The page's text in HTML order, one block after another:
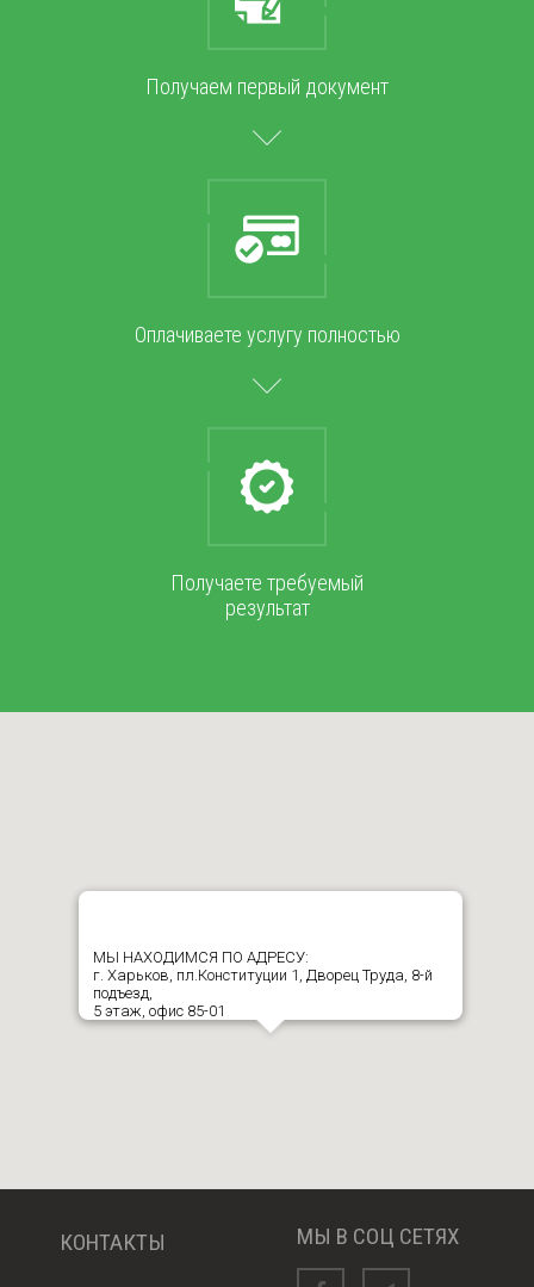
Получаем первый документ
Оплачиваете услугу полностью
Получаете требуемый
результат
МЫ НАХОДИМСЯ ПО АДРЕСУ:
г. Харьков, пл.Конституции 1, Дворец Труда, 8-й
подъезд,
5 этаж, офис 85-01
КОНТАКТЫ МЫ В СОЦ СЕТЯХ